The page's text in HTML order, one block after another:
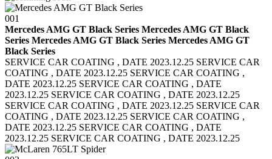
001
Mercedes AMG GT Black Series Mercedes AMG GT Black
Series Mercedes AMG GT Black Series Mercedes AMG GT
Black Series
SERVICE CAR COATING , DATE 2023.12.25 SERVICE CAR
COATING , DATE 2023.12.25 SERVICE CAR COATING ,
DATE 2023.12.25 SERVICE CAR COATING , DATE
2023.12.25 SERVICE CAR COATING , DATE 2023.12.25
SERVICE CAR COATING , DATE 2023.12.25 SERVICE CAR
COATING , DATE 2023.12.25 SERVICE CAR COATING ,
DATE 2023.12.25 SERVICE CAR COATING , DATE
2023.12.25 SERVICE CAR COATING , DATE 2023.12.25